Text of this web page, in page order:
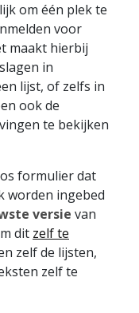
om één plek te
voor
maakt hierbij
in
lijst, of zelfs in
ook de
te bekijken
formulier dat
worden ingebed
versie van
dit zelf te
zelf de lijsten,
zelf te